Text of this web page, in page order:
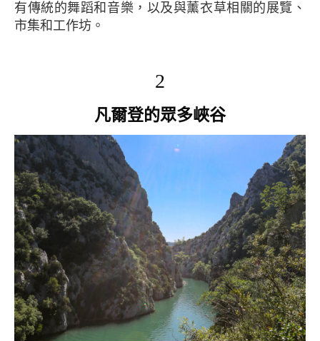
有傳統的舞蹈和音樂，以及與薰衣草相關的展覽、
市集和工作坊。
2
凡爾登的眾多峽谷